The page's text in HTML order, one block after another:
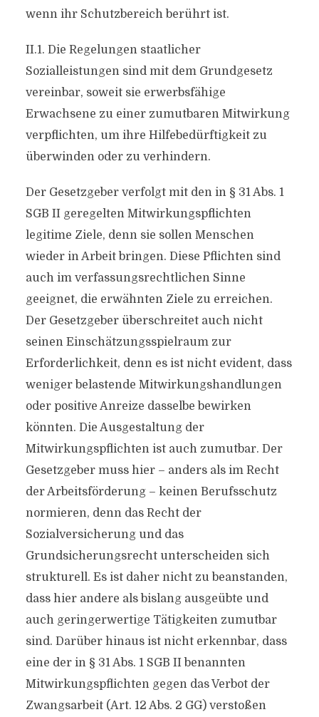
wenn ihr Schutzbereich berührt ist.
II.1. Die Regelungen staatlicher
Sozialleistungen sind mit dem Grundgesetz
vereinbar, soweit sie erwerbsfähige
Erwachsene zu einer zumutbaren Mitwirkung
verpflichten, um ihre Hilfebedürftigkeit zu
überwinden oder zu verhindern.
Der Gesetzgeber verfolgt mit den in § 31 Abs. 1
SGB II geregelten Mitwirkungspflichten
legitime Ziele, denn sie sollen Menschen
wieder in Arbeit bringen. Diese Pflichten sind
auch im verfassungsrechtlichen Sinne
geeignet, die erwähnten Ziele zu erreichen.
Der Gesetzgeber überschreitet auch nicht
seinen Einschätzungsspielraum zur
Erforderlichkeit, denn es ist nicht evident, dass
weniger belastende Mitwirkungshandlungen
oder positive Anreize dasselbe bewirken
könnten. Die Ausgestaltung der
Mitwirkungspflichten ist auch zumutbar. Der
Gesetzgeber muss hier – anders als im Recht
der Arbeitsförderung – keinen Berufsschutz
normieren, denn das Recht der
Sozialversicherung und das
Grundsicherungsrecht unterscheiden sich
strukturell. Es ist daher nicht zu beanstanden,
dass hier andere als bislang ausgeübte und
auch geringerwertige Tätigkeiten zumutbar
sind. Darüber hinaus ist nicht erkennbar, dass
eine der in § 31 Abs. 1 SGB II benannten
Mitwirkungspflichten gegen das Verbot der
Zwangsarbeit (Art. 12 Abs. 2 GG) verstoßen